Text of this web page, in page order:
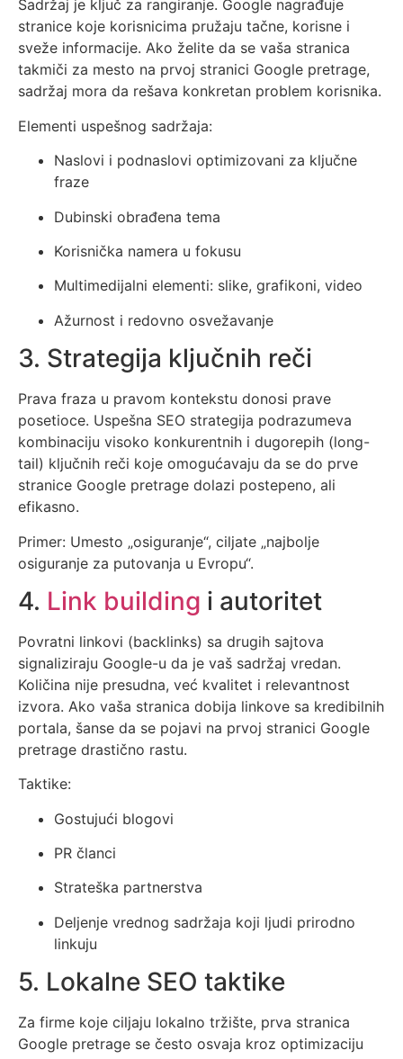
Sadržaj je ključ za rangiranje. Google nagrađuje
stranice koje korisnicima pružaju tačne, korisne i
sveže informacije. Ako želite da se vaša stranica
takmiči za mesto na prvoj stranici Google pretrage,
sadržaj mora da rešava konkretan problem korisnika.
Elementi uspešnog sadržaja:
Naslovi i podnaslovi optimizovani za ključne
fraze
Dubinski obrađena tema
Korisnička namera u fokusu
Multimedijalni elementi: slike, grafikoni, video
Ažurnost i redovno osvežavanje
3. Strategija ključnih reči
Prava fraza u pravom kontekstu donosi prave
posetioce. Uspešna SEO strategija podrazumeva
kombinaciju visoko konkurentnih i dugorepih (long-
tail) ključnih reči koje omogućavaju da se do prve
stranice Google pretrage dolazi postepeno, ali
efikasno.
Primer: Umesto „osiguranje“, ciljate „najbolje
osiguranje za putovanja u Evropu“.
4. Link building i autoritet
Povratni linkovi (backlinks) sa drugih sajtova
signaliziraju Google-u da je vaš sadržaj vredan.
Količina nije presudna, već kvalitet i relevantnost
izvora. Ako vaša stranica dobija linkove sa kredibilnih
portala, šanse da se pojavi na prvoj stranici Google
pretrage drastično rastu.
Taktike:
Gostujući blogovi
PR članci
Strateška partnerstva
Deljenje vrednog sadržaja koji ljudi prirodno
linkuju
5. Lokalne SEO taktike
Za firme koje ciljaju lokalno tržište, prva stranica
Google pretrage se često osvaja kroz optimizaciju